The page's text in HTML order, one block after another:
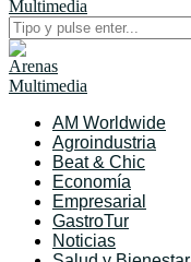
AM Worldwide
Agroindustria
Beat & Chic
Economía
Empresarial
GastroTur
Noticias